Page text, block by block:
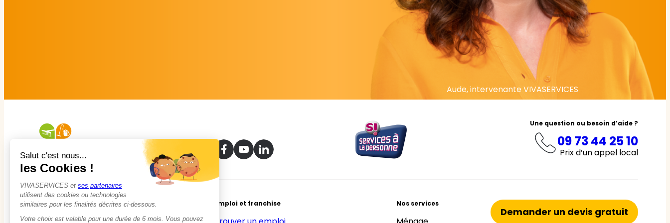
Aude, intervenante VIVASERVICES
Une question ou besoin d’aide ?
09 73 44 25 10
Prix d’un appel local
À propos Emploi et franchise Nos services
Demander un devis gratuit